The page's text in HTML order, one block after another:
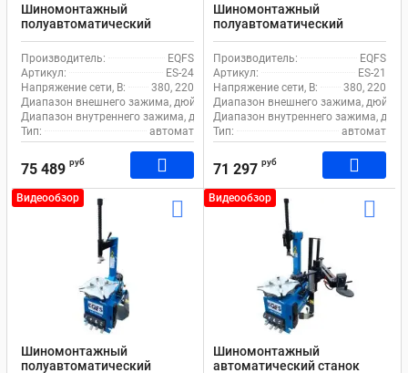
Шиномонтажный
полуавтоматический
станок EQFS ES-24 для
легкового транспорта
Производитель:
EQFS
Артикул:
ES-24
Напряжение сети, В:
380, 220
Диапазон внешнего зажима, дюйм:
11-21
Диапазон внутреннего зажима, дюйм: 12-24
Тип:
автомат
75 489 руб
Шиномонтажный
полуавтоматический
станок EQFS ES-21 для
легкового транспорта
Производитель:
EQFS
Артикул:
ES-21
Напряжение сети, В:
380, 220
Диапазон внешнего зажима, дюйм:
Диапазон внутреннего зажима,
Тип:
автомат
71 297 руб
Видеообзор
Шиномонтажный
полуавтоматический
Видеообзор
Шиномонтажный
автоматический станок